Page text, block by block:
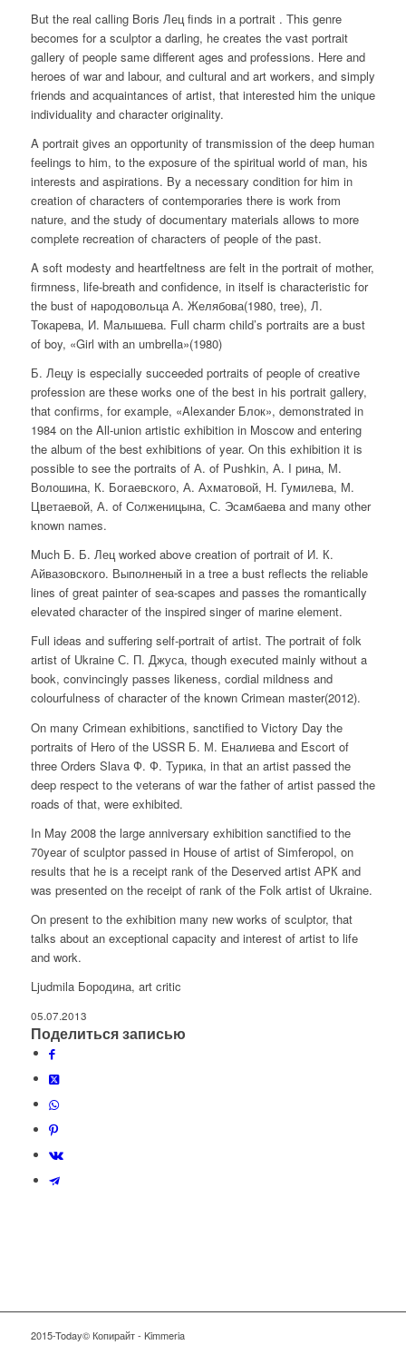
But the real calling Boris Лец finds in a portrait . This genre
becomes for a sculptor a darling, he creates the vast portrait
gallery of people same different ages and professions. Here and
heroes of war and labour, and cultural and art workers, and simply
friends and acquaintances of artist, that interested him the unique
individuality and character originality.
A portrait gives an opportunity of transmission of the deep human
feelings to him, to the exposure of the spiritual world of man, his
interests and aspirations. By a necessary condition for him in
creation of characters of contemporaries there is work from
nature, and the study of documentary materials allows to more
complete recreation of characters of people of the past.
A soft modesty and heartfeltness are felt in the portrait of mother,
firmness, life-breath and confidence, in itself is characteristic for
the bust of народовольца А. Желябова(1980, tree), Л.
Токарева, И. Малышева. Full charm child’s portraits are a bust
of boy, «Girl with an umbrella»(1980)
Б. Лецу is especially succeeded portraits of people of creative
profession are these works one of the best in his portrait gallery,
that confirms, for example, «Alexander Блок», demonstrated in
1984 on the All-union artistic exhibition in Moscow and entering
the album of the best exhibitions of year. On this exhibition it is
possible to see the portraits of А. of Pushkin, А. I рина, М.
Волошина, К. Богаевского, А. Ахматовой, Н. Гумилева, М.
Цветаевой, А. of Солженицына, С. Эсамбаева and many other
known names.
Much Б. Б. Лец worked above creation of portrait of И. К.
Айвазовского. Выполненый in a tree a bust reflects the reliable
lines of great painter of sea-scapes and passes the romantically
elevated character of the inspired singer of marine element.
Full ideas and suffering self-portrait of artist. The portrait of folk
artist of Ukraine С. П. Джуса, though executed mainly without a
book, convincingly passes likeness, cordial mildness and
colourfulness of character of the known Crimean master(2012).
On many Crimean exhibitions, sanctified to Victory Day the
portraits of Hero of the USSR Б. М. Еналиева and Escort of
three Orders Slava Ф. Ф. Турика, in that an artist passed the
deep respect to the veterans of war the father of artist passed the
roads of that, were exhibited.
In May 2008 the large anniversary exhibition sanctified to the
70year of sculptor passed in House of artist of Simferopol, on
results that he is a receipt rank of the Deserved artist АРК and
was presented on the receipt of rank of the Folk artist of Ukraine.
On present to the exhibition many new works of sculptor, that
talks about an exceptional capacity and interest of artist to life
and work.
Ljudmila Бородина, art critic
05.07.2013
Поделиться записью
2015-Today© Копирайт - Kimmeria